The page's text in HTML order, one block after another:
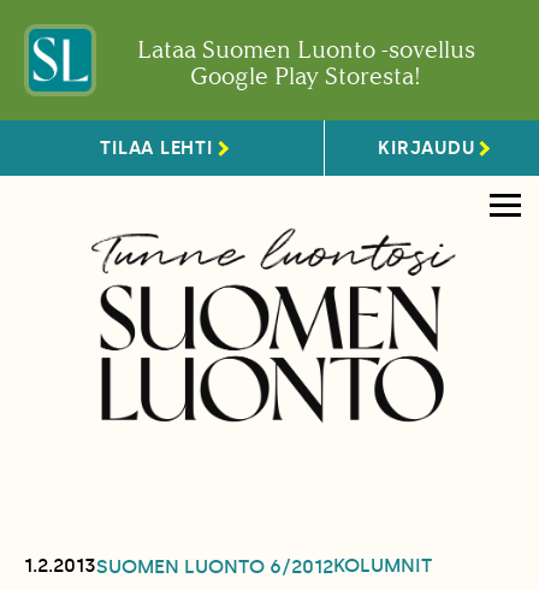
Lataa Suomen Luonto -sovellus
Google Play Storesta!
TILAA LEHTI KIRJAUDU
1.2.2013SUOMEN LUONTO 6/2012KOLUMNIT